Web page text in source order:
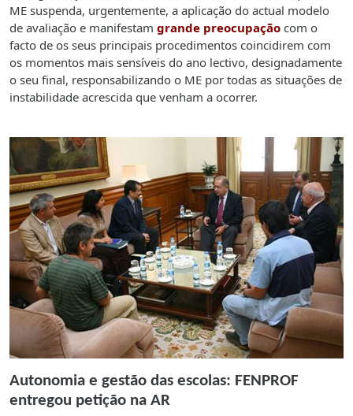
ME suspenda, urgentemente, a aplicação do actual modelo
de avaliação e manifestam grande preocupação com o
facto de os seus principais procedimentos coincidirem com
os momentos mais sensíveis do ano lectivo, designadamente
o seu final, responsabilizando o ME por todas as situações de
instabilidade acrescida que venham a ocorrer.
Autonomia e gestão das escolas: FENPROF
entregou petição na AR